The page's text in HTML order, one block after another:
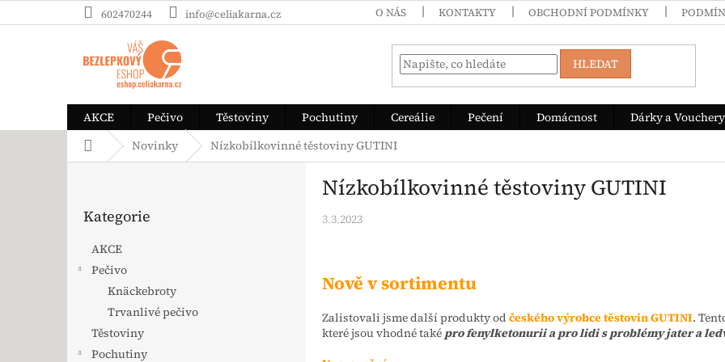
602470244 info@celiakarna.cz O NÁS KONTAKTY OBCHODNÍ PODMÍNKY
HLEDAT
AKCE Pečivo Těstoviny Pochutiny Cereálie Pečení Domácnost Dárky a Vouchery
Domů Novinky Nízkobílkovinné těstoviny GUTINI
Kategorie
AKCE
Pečivo
Knäckebroty
Trvanlivé pečivo
Těstoviny
Pochutiny
Nízkobílkovinné těstoviny GUTINI
3.3.2023
Nově v sortimentu
Zalistovali jsme další produkty od českého výrobce těstovin GUTINI.
které jsou vhodné také pro fenylketonurii a pro lidi s problémy jater a